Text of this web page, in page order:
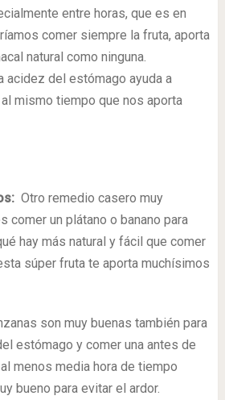
entre horas, que es en
comer siempre la fruta, aporta
natural como ninguna.
acidez del estómago ayuda a
mismo tiempo que nos aporta
Otro remedio casero muy
comer un plátano o banano para
hay más natural y fácil que comer
súper fruta te aporta muchísimos
son muy buenas también para
estómago y comer una antes de
menos media hora de tiempo
bueno para evitar el ardor.